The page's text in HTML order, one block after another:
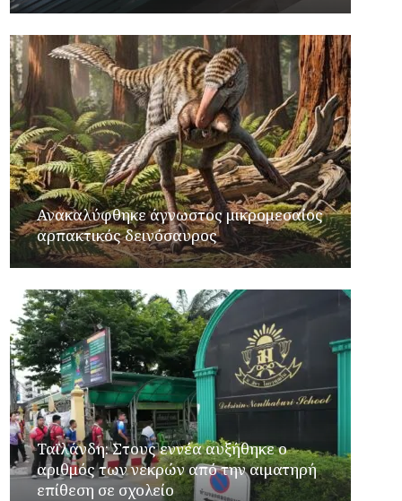
Ανακαλύφθηκε άγνωστος μικρομεσαίος
αρπακτικός δεινόσαυρος
Ταϊλάνδη: Στους εννέα αυξήθηκε ο
αριθμός των νεκρών από την αιματηρή
επίθεση σε σχολείο